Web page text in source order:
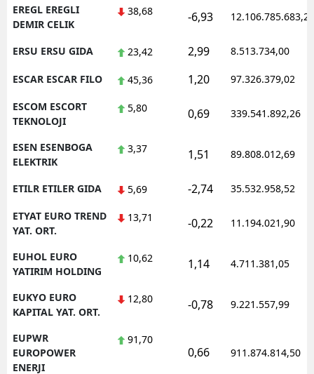
EREGL EREGLI
DEMIR CELIK
38,68 -6,93 12.106.785.683,20
ERSU ERSU GIDA 23,42 2,99 8.513.734,00
ESCAR ESCAR FILO 45,36 1,20 97.326.379,02
ESCOM ESCORT
TEKNOLOJI
5,80 0,69 339.541.892,26
ESEN ESENBOGA
ELEKTRIK
3,37 1,51 89.808.012,69
ETILR ETILER GIDA 5,69 -2,74 35.532.958,52
ETYAT EURO TREND
YAT. ORT.
13,71 -0,22 11.194.021,90
EUHOL EURO
YATIRIM HOLDING
10,62 1,14 4.711.381,05
EUKYO EURO
KAPITAL YAT. ORT.
12,80 -0,78 9.221.557,99
EUPWR
EUROPOWER
ENERJI
91,70
0,66 911.874.814,50